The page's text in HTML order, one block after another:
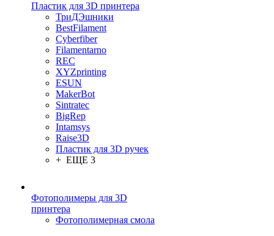
Пластик для 3D принтера
ТриДЭшники
BestFilament
Cyberfiber
Filamentarno
REC
XYZprinting
ESUN
MakerBot
Sintratec
BigRep
Intamsys
Raise3D
Пластик для 3D ручек
+ ЕЩЕ 3
Фотополимеры для 3D
принтера
Фотополимерная смола